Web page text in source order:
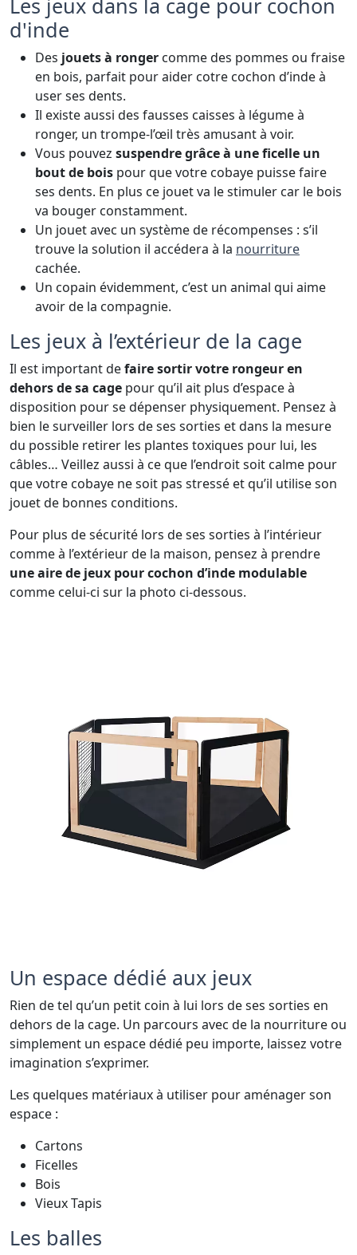
d'inde
Des jouets à ronger comme des pommes ou fraise
en bois, parfait pour aider cotre cochon d’inde à
user ses dents.
Il existe aussi des fausses caisses à légume à
ronger, un trompe-l’œil très amusant à voir.
Vous pouvez suspendre grâce à une ficelle un
bout de bois pour que votre cobaye puisse faire
ses dents. En plus ce jouet va le stimuler car le bois
va bouger constamment.
Un jouet avec un système de récompenses : s’il
trouve la solution il accédera à la nourriture
cachée.
Un copain évidemment, c’est un animal qui aime
avoir de la compagnie.
Les jeux à l’extérieur de la cage
Il est important defaire sortir votre rongeur en
dehors de sa cage pour qu’il ait plus d’espace à
disposition pour se dépenser physiquement. Pensez à
bien le surveiller lors de ses sorties et dans la mesure
du possible retirer les plantes toxiques pour lui, les
câbles… Veillez aussi à ce que l’endroit soit calme pour
que votre cobaye ne soit pas stressé et qu’il utilise son
jouet de bonnes conditions.
Pour plus de sécurité lors de ses sorties à l’intérieur
comme à l’extérieur de la maison, pensez à prendre
une aire de jeux pour cochon d’inde modulable
comme celui-ci sur la photo ci-dessous.
Un espace dédié aux jeux
Rien de tel qu’un petit coin à lui lors de ses sorties en
dehors de la cage. Un parcours avec de la nourriture ou
simplement un espace dédié peu importe, laissez votre
imagination s’exprimer.
Les quelques matériaux à utiliser pour aménager son
espace :
Cartons
Ficelles
Bois
Vieux Tapis
Les balles